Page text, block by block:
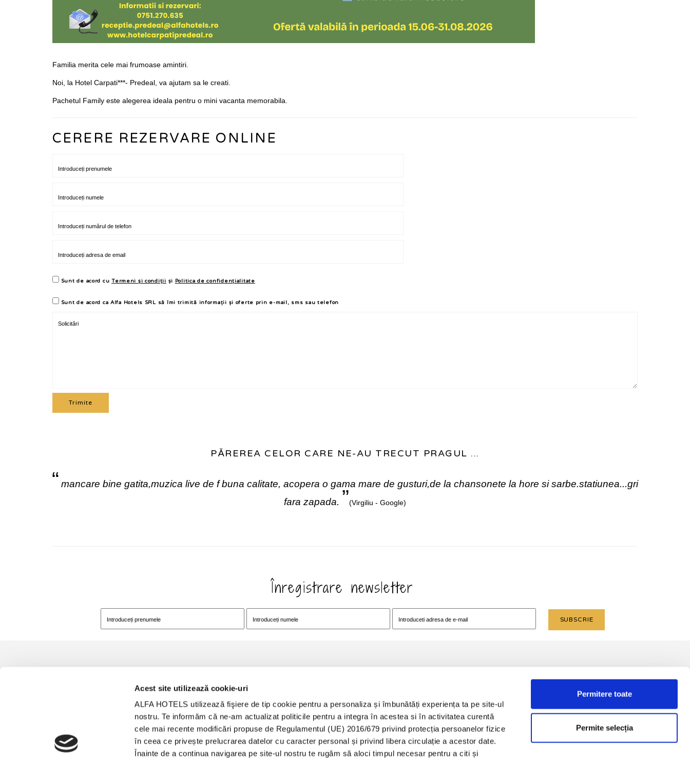
Acest site utilizează cookie-uri
ALFA HOTELS utilizează fişiere de tip cookie pentru a personaliza și îmbunătăți experiența ta pe site-ul
nostru. Te informăm că ne-am actualizat politicile pentru a integra în acestea si în activitatea curentă
cele mai recente modificări propuse de Regulamentul (UE) 2016/679 privind protecția persoanelor fizice
în ceea ce privește prelucrarea datelor cu caracter personal și privind libera circulație a acestor date.
Înainte de a continua navigarea pe site-ul nostru te rugăm să aloci timpul necesar pentru a citi și
Permitere toate
Permite selecția
Familia merita cele mai frumoase amintiri.
Noi, la Hotel Carpati***- Predeal, va ajutam sa le creati.
Pachetul Family este alegerea ideala pentru o mini vacanta memorabila.
CERERE REZERVARE ONLINE
Sunt de acord cuTermeni și condiții și Politica de confidențialitate
Sunt de acord ca Alfa Hotels SRL să îmi trimită informații și oferte prin e-mail, sms sau telefon
PĂREREA CELOR CARE NE-AU TRECUT PRAGUL ...
“ mancare bine gatita,muzica live de f buna calitate, acopera o gama mare de gusturi,de la chansonete la hore si sarbe.statiunea...gri
fara zapada. ”(Virgiliu - Google)
Înregistrare newsletter
Stațiunea Predeal
Politica de confidențialitate
Politica de cookie
Regulament ordine interioară
Facebook
Oferta Pachet Family
Oferta corporate
Pachet Escapadă în doi – romantism
și relaxare la munte
Tabere pentru copii - 2026
Plată cu cardul online
Plată cu tichete de vacanță